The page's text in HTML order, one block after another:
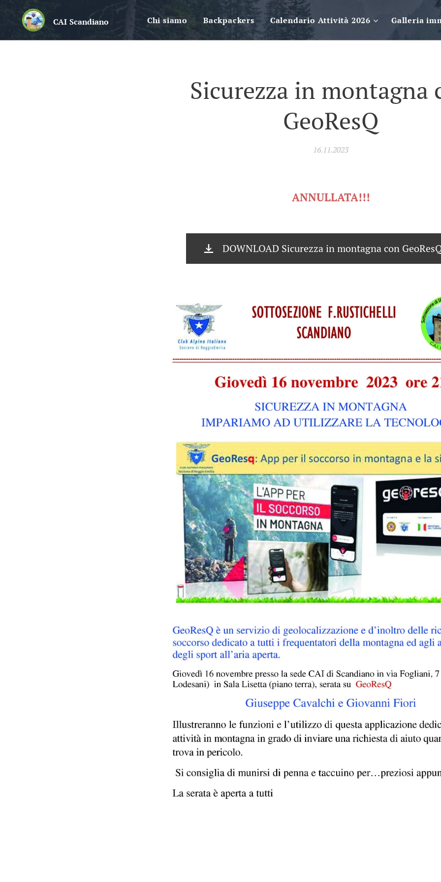
CAI Scandiano Chi siamo Backpackers Calendario Attività 2026 Galleria
Sicurezza in montagna
GeoResQ
16.11.2023
ANNULLATA!!!
DOWNLOAD Sicurezza in montagna con